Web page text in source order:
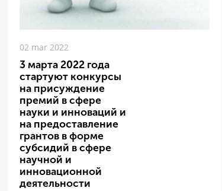
02 mar 2022
3 марта 2022 года
стартуют конкурсы
на присуждение
премий в сфере
науки и инноваций и
на предоставление
грантов в форме
субсидий в сфере
научной и
инновационной
деятельности